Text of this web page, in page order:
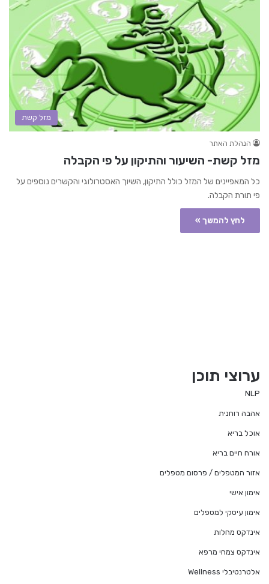
מזל קשת
הנהלת האתר
מזל קשת- השיעור והתיקון על פי הקבלה
כל המאפיינים של המזל כולל התיקון, השיוך האסטרולוגי והקשרים נוספים על
פי תורת הקבלה.
לחץ להמשך »
ערוצי תוכן
NLP
אהבה רוחנית
אוכל בריא
אורח חיים בריא
אזור המטפלים / פרסום מטפלים
אימון אישי
אימון עיסקי למטפלים
אינדקס מחלות
אינדקס צמחי מרפא
אלטרנטיבלי Wellness